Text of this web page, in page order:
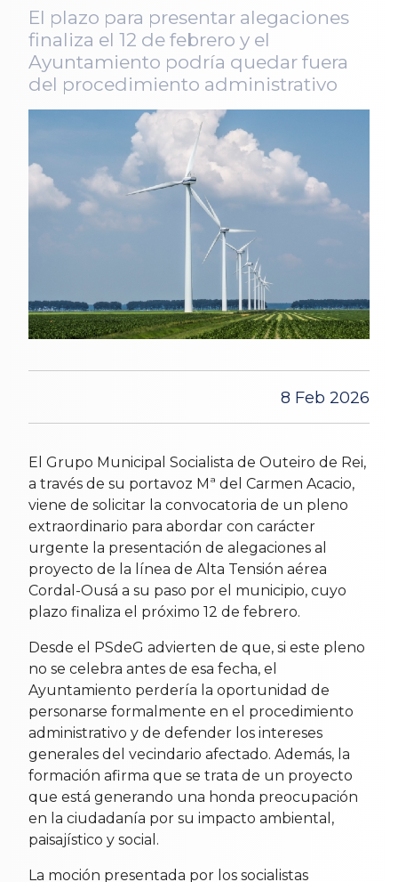
El plazo para presentar alegaciones
finaliza el 12 de febrero y el
Ayuntamiento podría quedar fuera
del procedimiento administrativo
8 Feb 2026
El Grupo Municipal Socialista de Outeiro de Rei,
a través de su portavoz Mª del Carmen Acacio,
viene de solicitar la convocatoria de un pleno
extraordinario para abordar con carácter
urgente la presentación de alegaciones al
proyecto de la línea de Alta Tensión aérea
Cordal-Ousá a su paso por el municipio, cuyo
plazo finaliza el próximo 12 de febrero.
Desde el PSdeG advierten de que, si este pleno
no se celebra antes de esa fecha, el
Ayuntamiento perdería la oportunidad de
personarse formalmente en el procedimiento
administrativo y de defender los intereses
generales del vecindario afectado. Además, la
formación afirma que se trata de un proyecto
que está generando una honda preocupación
en la ciudadanía por su impacto ambiental,
paisajístico y social.
La moción presentada por los socialistas